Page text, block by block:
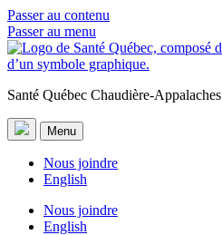
Passer au contenu
Passer au menu
Santé Québec Chaudière-Appalaches
Menu
Nous joindre
English
Nous joindre
English